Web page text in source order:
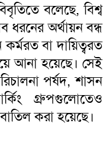
বলেছে, বিশ্ব
ধরনের অর্থায়ন বন্ধ
বা দায়িত্বরত
আনা হয়েছে। সেই
পর্ষদ, শাসন
গ্রুপগুলোতেও
করা হয়েছে।